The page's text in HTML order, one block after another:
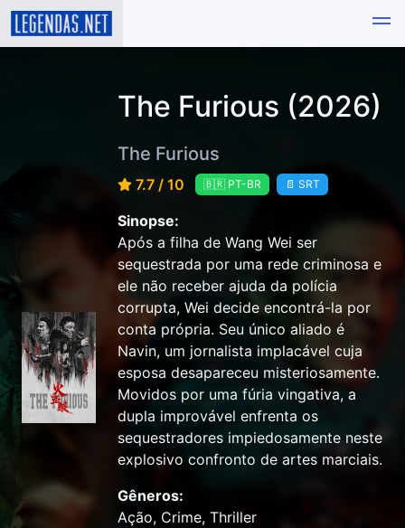
The Furious (2026)
The Furious
7.7 / 10 🇧🇷 PT-BR 📄 SRT
Sinopse:
Após a filha de Wang Wei ser
sequestrada por uma rede criminosa e
ele não receber ajuda da polícia
corrupta, Wei decide encontrá-la por
conta própria. Seu único aliado é
Navin, um jornalista implacável cuja
esposa desapareceu misteriosamente.
Movidos por uma fúria vingativa, a
dupla improvável enfrenta os
sequestradores impiedosamente neste
explosivo confronto de artes marciais.
Gêneros:
Ação, Crime, Thriller